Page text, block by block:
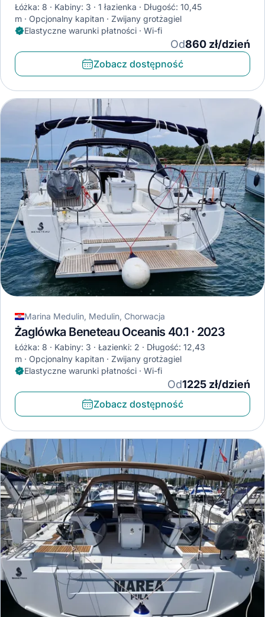
Łóżka: 8 Kabiny: 3 1 łazienka
Długość: 10,45
m
Opcjonalny kapitan
Zwijany grotżagiel
Elastyczne warunki płatności · Wi-fi
Od860 zł/dzień
Zobacz dostępność
Marina Medulin, Medulin, Chorwacja
Żaglówka Beneteau Oceanis 40.1 · 2023
Łóżka: 8 Kabiny: 3 Łazienki: 2
Długość: 12,43
m
Opcjonalny kapitan
Zwijany grotżagiel
Elastyczne warunki płatności · Wi-fi
Od1225 zł/dzień
Zobacz dostępność